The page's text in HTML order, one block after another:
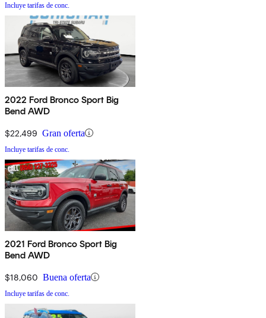
Incluye tarifas de conc.
2022 Ford Bronco Sport Big
Bend AWD
$22,499 Gran oferta
Incluye tarifas de conc.
2021 Ford Bronco Sport Big
Bend AWD
$18,060 Buena oferta
Incluye tarifas de conc.